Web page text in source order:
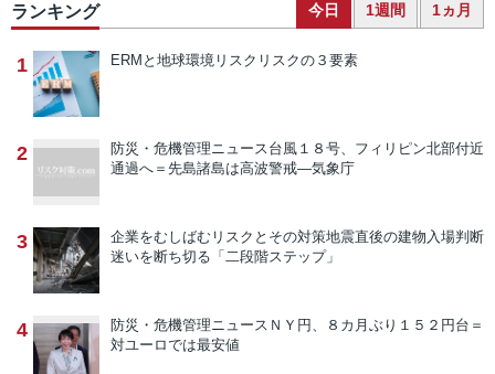
ランキング 今日 1週間 1ヵ月
1 ERMと地球環境リスク リスクの３要素
2 防災・危機管理ニュース台風１８号、フィリピン北部付近
通過へ＝先島諸島は高波警戒―気象庁
3 企業をむしばむリスクとその対策地震直後の建物入場判断
迷いを断ち切る「二段階ステップ」
4 防災・危機管理ニュース ＮＹ円、８カ月ぶり１５２円台＝
対ユーロでは最安値